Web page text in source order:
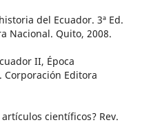
del Ecuador. 3ª Ed.
Nacional. Quito, 2008.
II, Época
Corporación Editora
científicos? Rev.